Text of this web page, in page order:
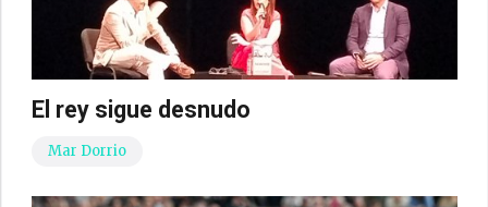
El rey sigue desnudo
Mar Dorrio